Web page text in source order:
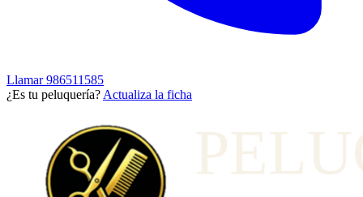
Llamar 986511585
¿Es tu peluquería? Actualiza la ficha